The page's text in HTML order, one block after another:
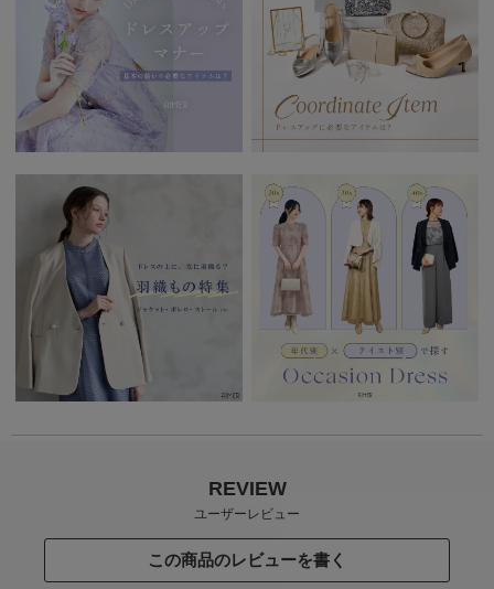
REVIEW
ユーザーレビュー
この商品のレビューを書く